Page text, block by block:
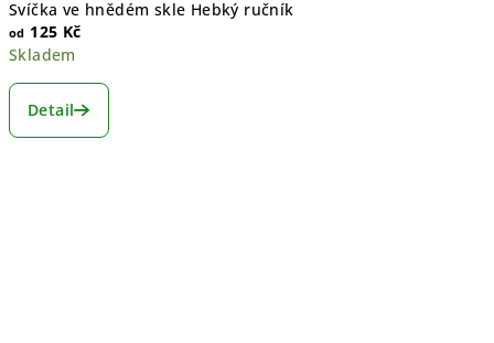
Svíčka ve hnědém skle Hebký ručník
od 125 Kč
Skladem
Detail